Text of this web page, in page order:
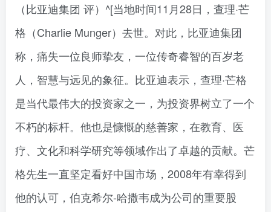
（比亚迪集团 评）^[当地时间11月28日，查理·芒
格（Charlie Munger）去世。对此，比亚迪集团
称，痛失一位良师挚友，一位传奇睿智的百岁老
人，智慧与远见的象征。比亚迪表示，查理·芒格
是当代最伟大的投资家之一，为投资界树立了一个
不朽的标杆。他也是慷慨的慈善家，在教育、医
疗、文化和科学研究等领域作出了卓越的贡献。芒
格先生一直坚定看好中国市场，2008年有幸得到
他的认可，伯克希尔-哈撒韦成为公司的重要股